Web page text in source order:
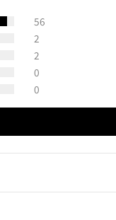
56
2
2
0
0